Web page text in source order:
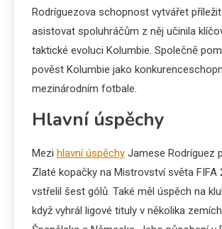
Rodríguezova schopnost vytvářet
asistovat spoluhráčům z něj učinila
taktické evoluci Kolumbie. Společně
pověst Kolumbie jako
mezinárodním fotbale.
Hlavní úspěchy
Mezi hlavní úspěchy Jamese Rodríguez
Zlaté kopačky na Mistrovství světa FIFA
vstřelil šest gólů. Také měl úspěch na
když vyhrál ligové tituly v několika